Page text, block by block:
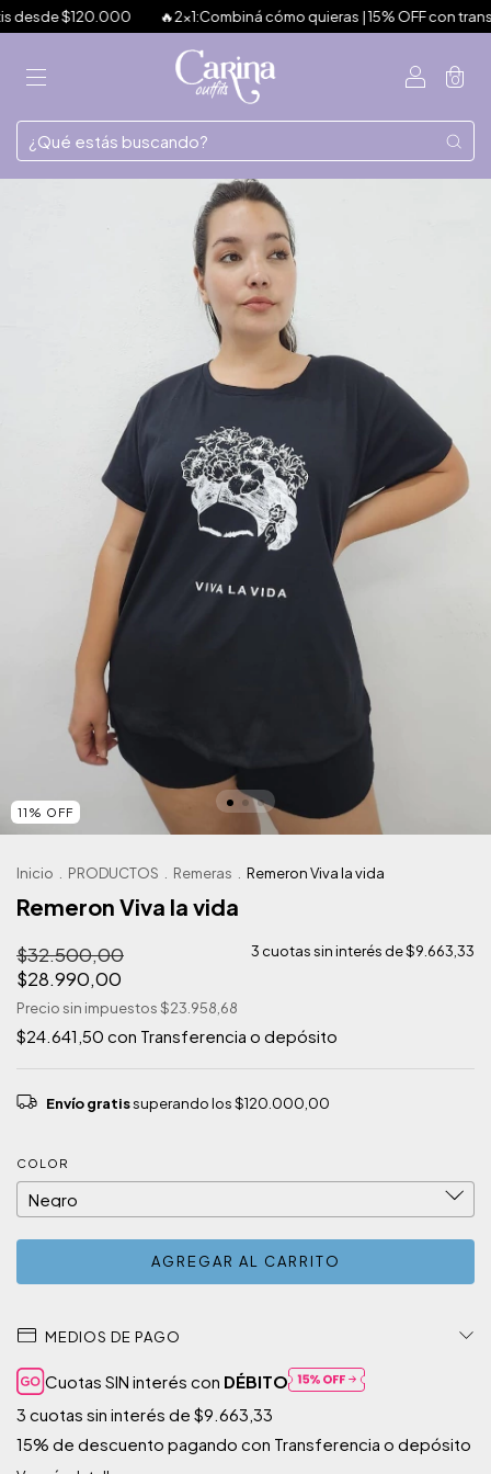
$120.000 🔥2x1:Combiná cómo quieras | 15% OFF con
0
11 % OFF
Inicio PRODUCTOS Remeras Remeron Viva la vida
Remeron Viva la vida
$32.500,00
$28.990,00
3 cuotas sin interés de$9.663,33
Precio sin impuestos$23.958,68
$24.641,50 con Transferencia o depósito
Envío gratissuperando los$120.000,00
COLOR
MEDIOS DE PAGO
Cuotas SIN interés con DÉBITO
3 cuotas sin interés de $9.663,33
15% de descuento pagando con Transferencia o depósito